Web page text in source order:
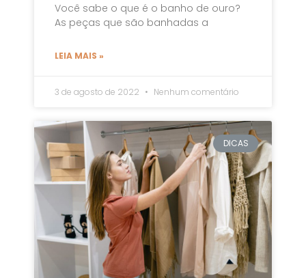
Você sabe o que é o banho de ouro?
As peças que são banhadas a
LEIA MAIS »
3 de agosto de 2022 Nenhum comentário
DICAS